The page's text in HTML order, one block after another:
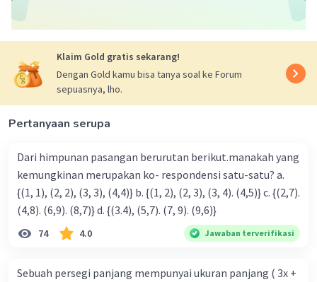
Klaim Gold gratis sekarang!
Dengan Gold kamu bisa tanya soal ke Forum
sepuasnya, lho.
Pertanyaan serupa
Dari himpunan pasangan berurutan berikut.manakah yang
kemungkinan merupakan ko- respondensi satu-satu? a.
{(1, 1), (2, 2), (3, 3), (4,4)} b. {(1, 2), (2, 3), (3, 4). (4,5)} c. {(2,7).
(4,8). (6,9). (8,7)} d. {(3.4), (5,7). (7, 9). (9,6)}
74 4.0 Jawaban terverifikasi
Sebuah persegi panjang mempunyai ukuran panjang ( 3x +